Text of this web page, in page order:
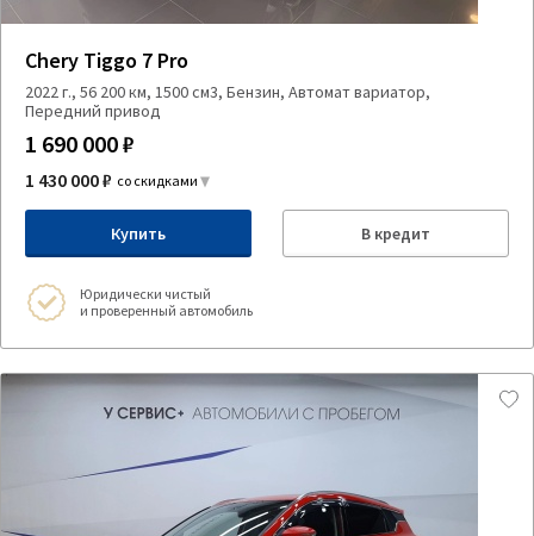
Chery Tiggo 7 Pro
2022 г., 56 200 км, 1500 см3, Бензин, Автомат вариатор,
Передний привод
1 690 000 ₽
1 430 000 ₽ со скидками
Купить В кредит
Юридически чистый
и проверенный автомобиль